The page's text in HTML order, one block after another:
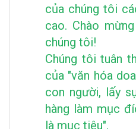
của chúng tôi
cao. Chào
chúng tôi!
Chúng tôi tuân
của "văn hóa
con người, lấy
hàng làm mục
là mục tiêu".